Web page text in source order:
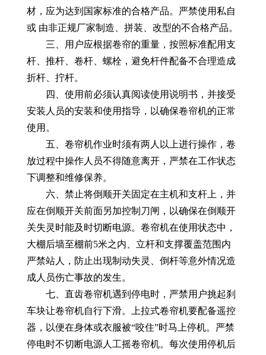
材，应为达到国家标准的合格产品。严禁使用私自
或 由非正规厂家制造、拼装、改型的不合格产品。
三、用户应根据卷帘的重量，按照标准配用支
杆、推杆、卷杆、螺栓，避免杆件配备不合理造成
折杆、拧杆。
四、使用前必须认真阅读使用说明书，并接受
安装人员的安装和使用指导，以确保卷帘机的正常
使用。
五、卷帘机作业时须有两人以上进行操作，卷
放过程中操作人员不得随意离开，严禁在工作状态
下调整和维修保养。
六、禁止将倒顺开关固定在主机和支杆上，并
应在倒顺开关前面另加控制刀闸，以确保在倒顺开
关失灵时能及时切断电源。卷帘机在使用状态中，
大棚后墙至棚前5米之内、立杆和支撑覆盖范围内
严禁站人，防止出现制动失灵、倒杆等意外情况造
成人员伤亡事故的发生。
七、直齿卷帘机遇到停电时，严禁用户挑起刹
车块让卷帘机自行下滑。上拉式卷帘机要配备遥控
器，以便在身体或衣服被“咬住”时马上停机。严禁
停电时不切断电源人工摇卷帘机。每次使用停机后